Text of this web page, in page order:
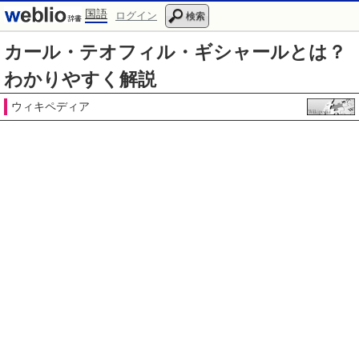
国語 ログイン 検索
カール・テオフィル・ギシャールとは？
わかりやすく解説
ウィキペディア